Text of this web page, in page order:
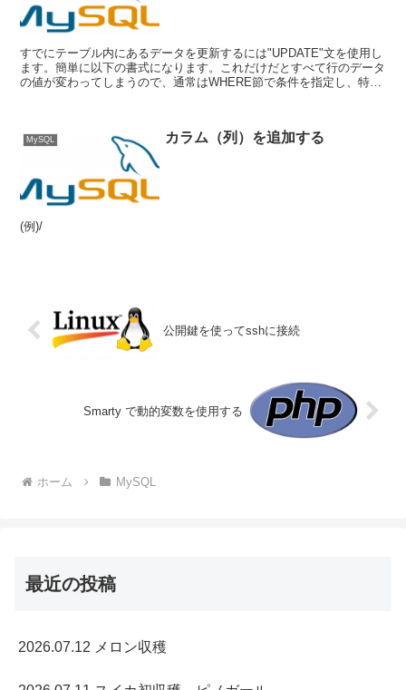
すでにテーブル内にあるデータを更新するには"UPDATE"文を使用し
ます。簡単に以下の書式になります。これだけだとすべて行のデータ
の値が変わってしまうので、通常はWHERE節で条件を指定し、特定
MySQL カラム（列）を追加する
(例)/
公開鍵を使ってsshに接続
Smarty で動的変数を使用する
ホーム MySQL
最近の投稿
2026.07.12 メロン収穫